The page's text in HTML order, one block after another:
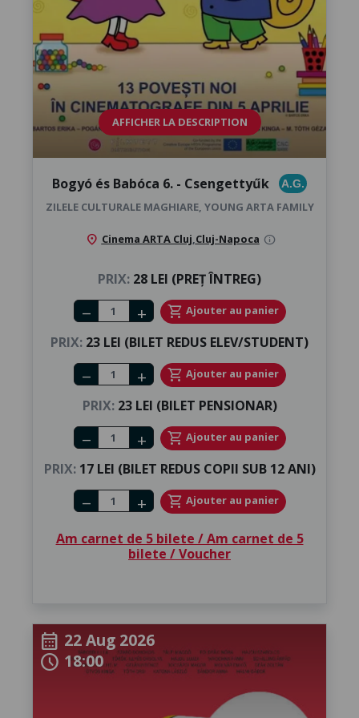
AFFICHER LA DESCRIPTION
Bogyó és Babóca 6. - Csengettyűk A.G.
ZILELE CULTURALE MAGHIARE, YOUNG ARTA FAMILY
location_on Cinema ARTA Cluj Cluj-Napoca info
PRIX: 28 LEI (PREȚ ÎNTREG)
Number of tickets
remove add shopping_cart Ajouter au panier
PRIX: 23 LEI (BILET REDUS ELEV/STUDENT)
Number of tickets
remove add shopping_cart Ajouter au panier
PRIX:23 LEI (BILET PENSIONAR)
Number of tickets
remove add shopping_cart Ajouter au panier
PRIX:17 LEI (BILET REDUS COPII SUB 12 ANI)
Number of tickets
remove add shopping_cart Ajouter au panier
Am carnet de 5 bilete / Am carnet de 5
bilete / Voucher
calendar_month 22 Aug 2026
schedule 18:00